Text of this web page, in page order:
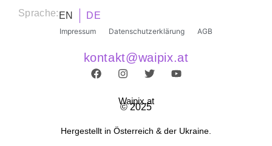
Sprache: EN DE
Impressum Datenschutzerklärung AGB
kontakt@waipix.at
Waipix.at
© 2025
Hergestellt in Österreich & der Ukraine.